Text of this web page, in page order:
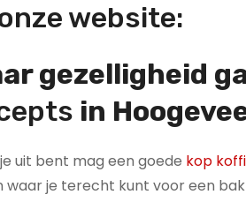
website:
gezelligheid
in
uit bent mag een goede kop
je terecht kunt voor een